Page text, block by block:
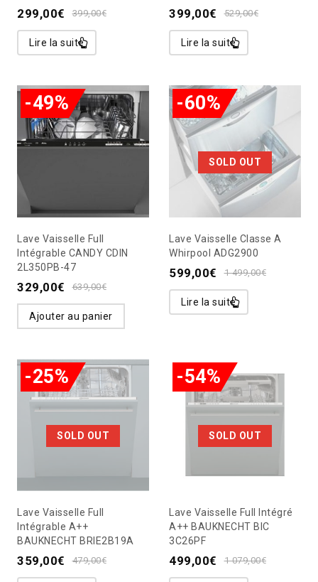
399,00€
299,00€
Lire la suite
529,00€
399,00€
Lire la suite
-49%
Lave Vaisselle Full
Intégrable CANDY CDIN
2L350PB-47
639,00€
329,00€
Ajouter au panier
SOLD OUT
-60%
Lave Vaisselle Classe A
Whirpool ADG2900
1 499,00€
599,00€
Lire la suite
SOLD OUT
-25%
Lave Vaisselle Full
Intégrable A++
BAUKNECHT BRIE2B19A
479,00€
359,00€
SOLD OUT
-54%
Lave Vaisselle Full Intégré
A++ BAUKNECHT BIC
3C26PF
1 079,00€
499,00€